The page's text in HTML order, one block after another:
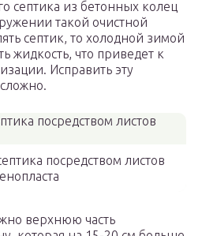
септика из бетонных колец
такой очистной
септик, то холодной зимой
жидкость, что приведет к
Исправить эту
посредством листов
верхнюю часть